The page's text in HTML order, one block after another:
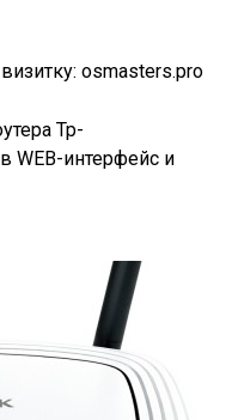
osmasters.pro
Tp-
WEB-интерфейс и